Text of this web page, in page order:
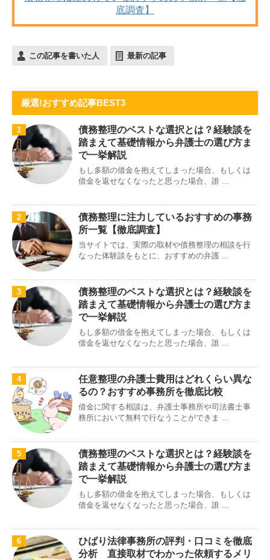
底調査】
この記事を書いた人 最新の記事
厳選!おすすめ記事BEST3
1
債務整理のベストな選択とは？経験談を
踏まえて基礎情報から弁護士の選び方ま
で一挙解説
もし多額の借金を抱えてしまった場合、もしくは
借金を返せなくなったと思った場合、誰 ...
2
債務整理に注力しているおすすめの事務
所一覧【徹底調査】
当サイトでは、実際の取材や債務整理の相談を行
なった体験談をもとに、おすすめの弁護 ...
3
債務整理のベストな選択とは？経験談を
踏まえて基礎情報から弁護士の選び方ま
で一挙解説
もし多額の借金を抱えてしまった場合、もしくは
借金を返せなくなったと思った場合、誰 ...
4
任意整理の弁護士費用はどれくらい異な
るの？おすすめ事務所を徹底比較
借金に関する相談は、弁護士事務所や司法書士事
務所において無料で行なうことができま ...
5
債務整理のベストな選択とは？経験談を
踏まえて基礎情報から弁護士の選び方ま
で一挙解説
もし多額の借金を抱えてしまった場合、もしくは
借金を返せなくなったと思った場合、誰 ...
6
ひばり法律事務所の評判・口コミを徹底
分析 直接取材でわかった依頼するメリ